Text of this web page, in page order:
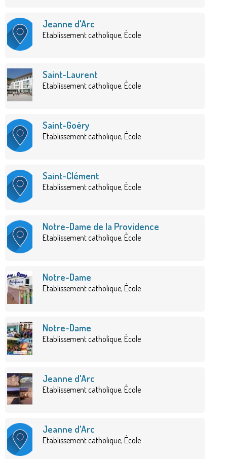
Jeanne d'Arc
Etablissement catholique, École
Saint-Laurent
Etablissement catholique, École
Saint-Goëry
Etablissement catholique, École
Saint-Clément
Etablissement catholique, École
Notre-Dame de la Providence
Etablissement catholique, École
Notre-Dame
Etablissement catholique, École
Notre-Dame
Etablissement catholique, École
Jeanne d'Arc
Etablissement catholique, École
Jeanne d'Arc
Etablissement catholique, École